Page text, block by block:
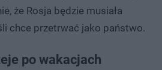
że Rosja będzie musiała
chce przetrwać jako państwo.
po wakacjach